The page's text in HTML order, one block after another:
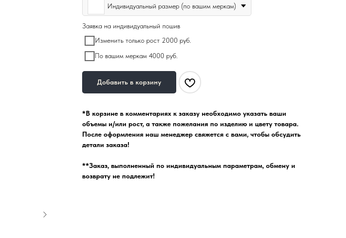
Индивидуальный размер (по вашим меркам)
Заявка на индивидуальный пошив
Изменить только рост 2000 руб.
По вашим меркам 4000 руб.
Добавить в корзину
*В корзине в комментариях к заказу необходимо указать ваши
объемы и/или рост, а также пожелания по изделию и цвету товара.
После оформления наш менеджер свяжется с вами, чтобы обсудить
детали заказа!
**Заказ, выполненный по индивидуальным параметрам, обмену и
возврату не подлежит!